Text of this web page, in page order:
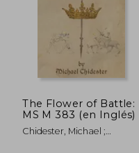
The Flower of Battle:
MS M 383 (en Inglés)
Chidester, Michael ;